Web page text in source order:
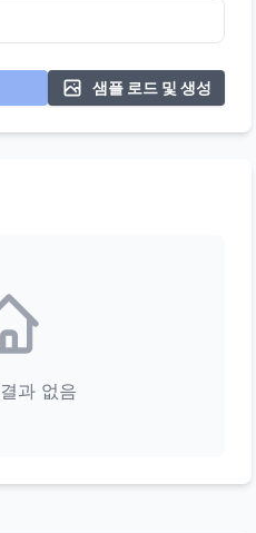
샘플 로드 및 생성
과 없음